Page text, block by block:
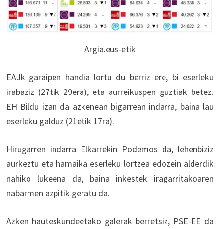
Argia.eus-etik
EAJk garaipen handia lortu du berriz ere, bi eserleku
irabaziz (27tik 29era), eta aurreikuspen guztiak betez.
EH Bildu izan da azkenean bigarrean indarra, baina lau
eserleku galduz (21etik 17ra).
Hirugarren indarra Elkarrekin Podemos da, lehenbiziz
aurkeztu eta hamaika eserleku lortzea edozein alderdik
nahiko lukeena da, baina inkestek iragarritakoaren
nabarmen azpitik geratu da.
Azken hauteskundeetako galerak berretsiz, PSE-EE da